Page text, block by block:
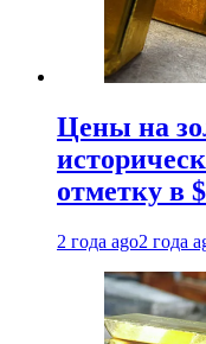
Цены на
отметку в
2 года ago2 года